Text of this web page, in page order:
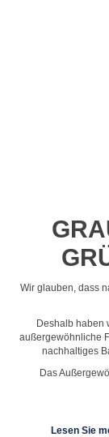
Wir glauben, dass
Deshalb haben
außergewöhnliche
nachhaltiges
Das
Lesen Sie